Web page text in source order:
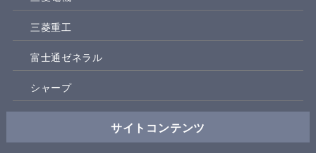
三菱重工
富士通ゼネラル
シャープ
サイトコンテンツ